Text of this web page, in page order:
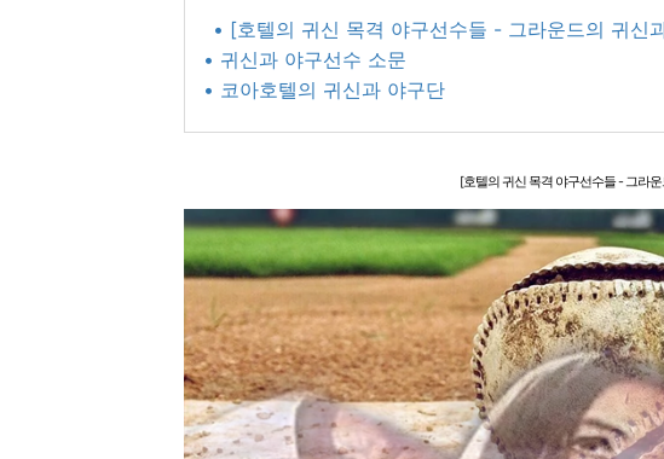
• [호텔의 귀신 목격 야구선수들 - 그라운드의 귀신
• 귀신과 야구선수 소문
• 코아호텔의 귀신과 야구단
[호텔의 귀신 목격 야구선수들 - 그라